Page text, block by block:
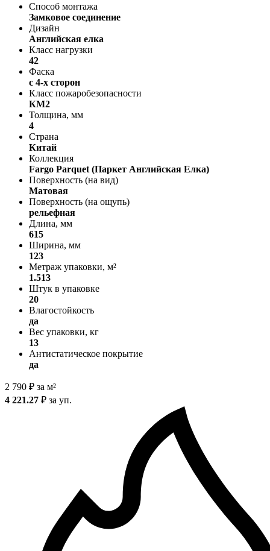
Способ монтажа
Замковое соединение
Дизайн
Английская елка
Класс нагрузки
42
Фаска
с 4-х сторон
Класс пожаробезопасности
КМ2
Толщина, мм
4
Страна
Китай
Коллекция
Fargo Parquet (Паркет Английская Елка)
Поверхность (на вид)
Матовая
Поверхность (на ощупь)
рельефная
Длина, мм
615
Ширина, мм
123
Метраж упаковки, м²
1.513
Штук в упаковке
20
Влагостойкость
да
Вес упаковки, кг
13
Антистатическое покрытие
да
2 790 ₽ за м²
4 221.27 ₽ за уп.